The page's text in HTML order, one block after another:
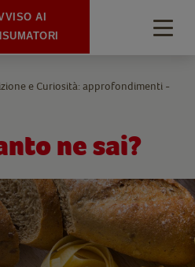
ne sai?
e Curiosità: approfondimenti -
AI